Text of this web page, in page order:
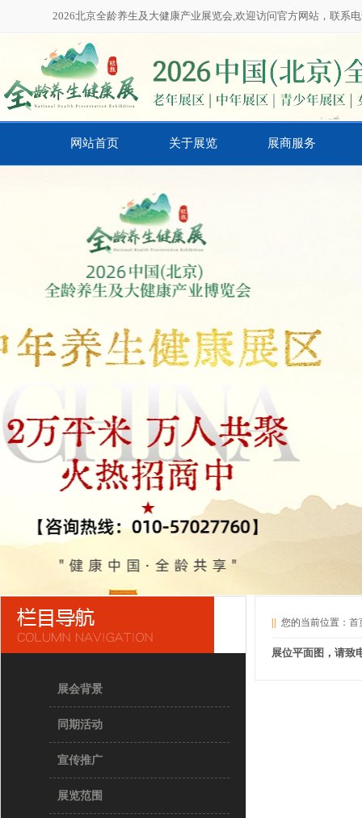
2026北京全龄养生及大健康产业展览会,欢迎访问官方网站，联系
网站首页 关于展览 展商服务
展会背景
同期活动
宣传推广
展览范围
您的当前位置： 首
展位平面图，请致